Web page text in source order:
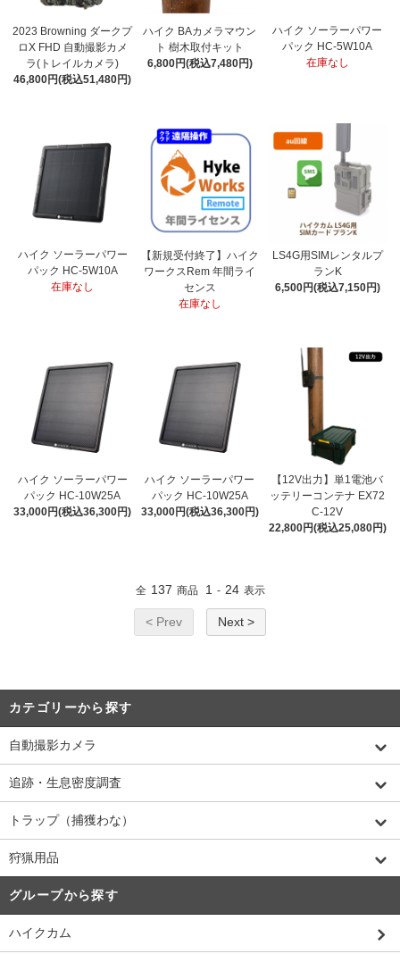
2023 Browning ダークプ
ロX FHD 自動撮影カメ
ラ(トレイルカメラ)
46,800円(税込51,480円)
ハイク BAカメラマウン
ト 樹木取付キット
6,800円(税込7,480円)
ハイク ソーラーパワー
パック HC-5W10A
在庫なし
ハイク ソーラーパワー
パック HC-5W10A
在庫なし
【新規受付終了】ハイク
ワークスRem 年間ライ
センス
在庫なし
LS4G用SIMレンタルプ
ランK
6,500円(税込7,150円)
ハイク ソーラーパワー
パック HC-10W25A
33,000円(税込36,300円)
ハイク ソーラーパワー
パック HC-10W25A
33,000円(税込36,300円)
【12V出力】単1電池バ
ッテリーコンテナ EX72
C-12V
22,800円(税込25,080円)
全 137 商品 1 - 24 表示
< Prev Next >
カテゴリーから探す
自動撮影カメラ
追跡・生息密度調査
トラップ（捕獲わな）
狩猟用品
グループから探す
ハイクカム